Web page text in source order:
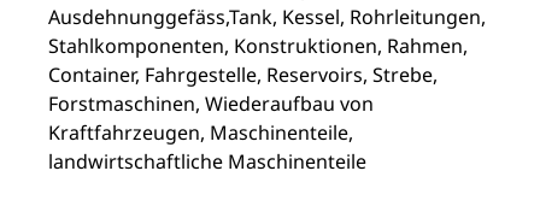
Ausdehnunggefäss,Tank, Kessel, Rohrleitungen,
Stahlkomponenten, Konstruktionen, Rahmen,
Container, Fahrgestelle, Reservoirs, Strebe,
Forstmaschinen, Wiederaufbau von
Kraftfahrzeugen, Maschinenteile,
landwirtschaftliche Maschinenteile